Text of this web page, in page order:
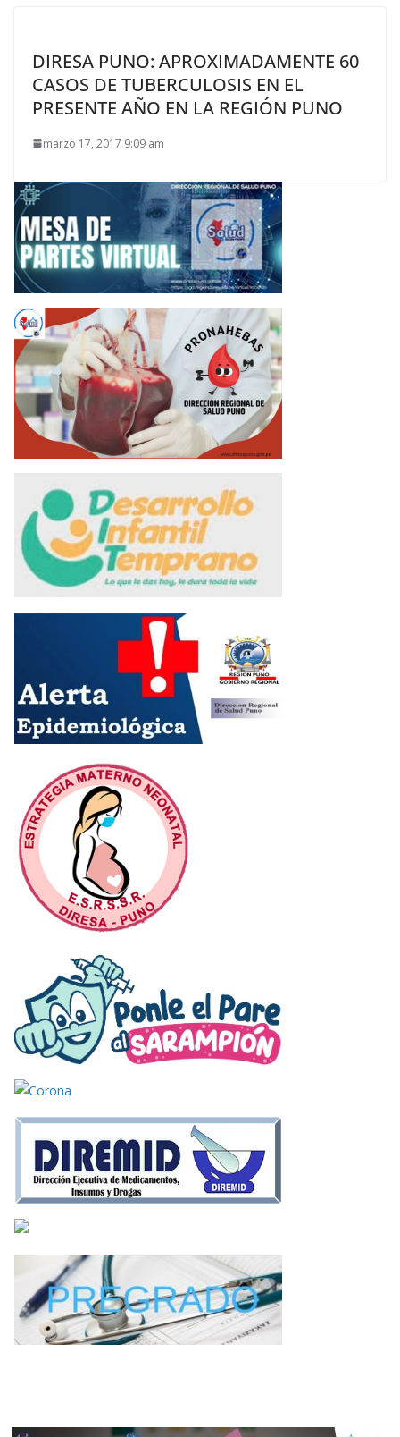
DIRESA PUNO: APROXIMADAMENTE 60
CASOS DE TUBERCULOSIS EN EL
PRESENTE AÑO EN LA REGIÓN PUNO
marzo 17, 2017 9:09 am